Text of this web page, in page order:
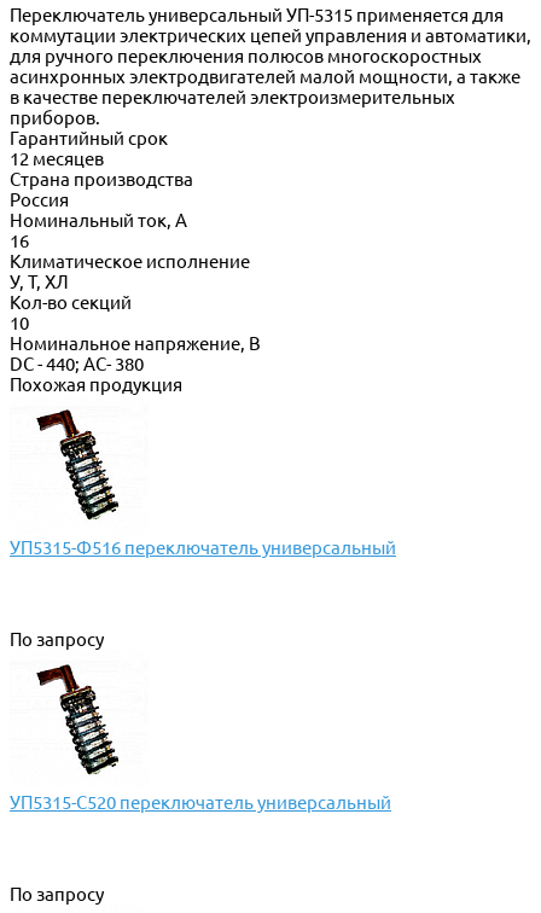
Переключатель универсальный УП-5315 применяется для
коммутации электрических цепей управления и автоматики,
для ручного переключения полюсов многоскоростных
асинхронных электродвигателей малой мощности, а также
в качестве переключателей электроизмерительных
приборов.
Гарантийный срок
12 месяцев
Страна производства
Россия
Номинальный ток, А
16
Климатическое исполнение
У, Т, ХЛ
Кол-во секций
10
Номинальное напряжение, В
DC - 440; AC- 380
Похожая продукция
УП5315-Ф516 переключатель универсальный
По запросу
УП5315-С520 переключатель универсальный
По запросу